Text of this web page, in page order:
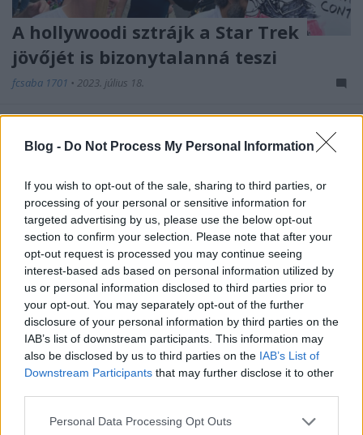
Blog - Do Not Process My Personal Information
If you wish to opt-out of the sale, sharing to third parties, or
processing of your personal or sensitive information for
targeted advertising by us, please use the below opt-out
section to confirm your selection. Please note that after your
opt-out request is processed you may continue seeing
interest-based ads based on personal information utilized by
us or personal information disclosed to third parties prior to
your opt-out. You may separately opt-out of the further
disclosure of your personal information by third parties on the
IAB’s list of downstream participants. This information may
also be disclosed by us to third parties on the IAB’s List of
Downstream Participants that may further disclose it to other
Please note that this website/app uses one or more Google
Personal Data Processing Opt Outs
A hollywoodi sztrájk a Star Trek
jövőjét is bizonytalanná teszi
fcsaba 1701 • 2023. július 18.
történő megegyezés meghiúsult, az amerikai